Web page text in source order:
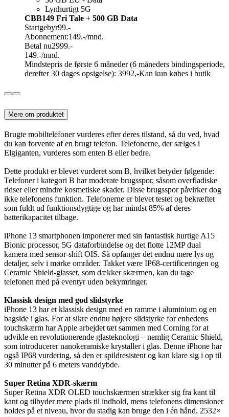
Lynhurtigt 5G
CBB149 Fri Tale + 500 GB Data
Startgebyr99.-
Abonnement:149.-/mnd.
Betal nu2999.-
149.-/mnd.
Mindstepris de første 6 måneder (6 måneders bindingsperiode,
derefter 30 dages opsigelse): 3992,-Kan kun købes i butik
Mere om produktet
Brugte mobiltelefoner vurderes efter deres tilstand, så du ved, hvad
du kan forvente af en brugt telefon. Telefonerne, der sælges i
Elgiganten, vurderes som enten B eller bedre.
Dette produkt er blevet vurderet som B, hvilket betyder følgende:
Telefoner i kategori B har moderate brugsspor, såsom overfladiske
ridser eller mindre kosmetiske skader. Disse brugsspor påvirker dog
ikke telefonens funktion. Telefonerne er blevet testet og bekræftet
som fuldt ud funktionsdygtige og har mindst 85% af deres
batterikapacitet tilbage.
iPhone 13 smartphonen imponerer med sin fantastisk hurtige A15
Bionic processor, 5G dataforbindelse og det flotte 12MP dual
kamera med sensor-shift OIS. Så opfanger det endnu mere lys og
detaljer, selv i mørke områder. Takket være IP68-certificeringen og
Ceramic Shield-glasset, som dækker skærmen, kan du tage
telefonen med på eventyr uden bekymringer.
Klassisk design med god slidstyrke
iPhone 13 har et klassisk design med en ramme i aluminium og en
bagside i glas. For at sikre endnu højere slidstyrke for enhedens
touchskærm har Apple arbejdet tæt sammen med Corning for at
udvikle en revolutionerende glasteknologi – nemlig Ceramic Shield,
som introducerer nanokeramiske krystaller i glas. Denne iPhone har
også IP68 vurdering, så den er spildresistent og kan klare sig i op til
30 minutter på 6 meters vanddybde.
Super Retina XDR-skærm
Super Retina XDR OLED touchskærmen strækker sig fra kant til
kant og tilbyder mere plads til indhold, mens telefonens dimensioner
holdes på et niveau, hvor du stadig kan bruge den i én hånd. 2532×